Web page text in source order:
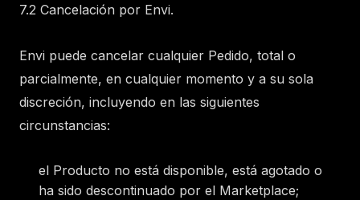
7.2 Cancelación por Envi.
Envi puede cancelar cualquier Pedido, total o
parcialmente, en cualquier momento y a su sola
discreción, incluyendo en las siguientes
circunstancias:
el Producto no está disponible, está agotado o
ha sido descontinuado por el Marketplace;